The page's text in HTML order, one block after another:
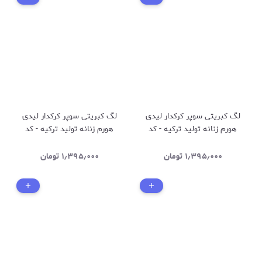
لگ کبریتی سوپر کرکدار لیدی
هورم زنانه تولید ترکیه - کد
۱٫۳۹۵٫۰۰۰ تومان
لگ کبریتی سوپر کرکدار لیدی
هورم زنانه تولید ترکیه - کد
۱٫۳۹۵٫۰۰۰ تومان